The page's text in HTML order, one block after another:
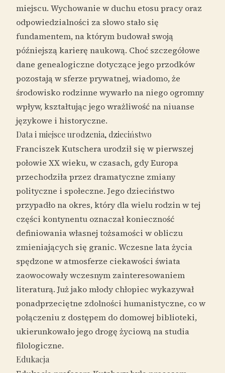
miejscu. Wychowanie w duchu etosu pracy oraz
odpowiedzialności za słowo stało się
fundamentem, na którym budował swoją
późniejszą karierę naukową. Choć szczegółowe
dane genealogiczne dotyczące jego przodków
pozostają w sferze prywatnej, wiadomo, że
środowisko rodzinne wywarło na niego ogromny
wpływ, kształtując jego wrażliwość na niuanse
językowe i historyczne.
Data i miejsce urodzenia, dzieciństwo
Franciszek Kutschera urodził się w pierwszej
połowie XX wieku, w czasach, gdy Europa
przechodziła przez dramatyczne zmiany
polityczne i społeczne. Jego dzieciństwo
przypadło na okres, który dla wielu rodzin w tej
części kontynentu oznaczał konieczność
definiowania własnej tożsamości w obliczu
zmieniających się granic. Wczesne lata życia
spędzone w atmosferze ciekawości świata
zaowocowały wczesnym zainteresowaniem
literaturą. Już jako młody chłopiec wykazywał
ponadprzeciętne zdolności humanistyczne, co w
połączeniu z dostępem do domowej biblioteki,
ukierunkowało jego drogę życiową na studia
filologiczne.
Edukacja